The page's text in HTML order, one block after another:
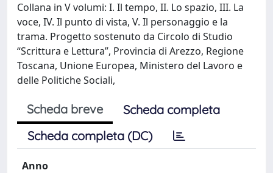
Collana in V volumi: I. Il tempo, II. Lo spazio, III. La
voce, IV. Il punto di vista, V. Il personaggio e la
trama. Progetto sostenuto da Circolo di Studio
“Scrittura e Lettura”, Provincia di Arezzo, Regione
Toscana, Unione Europea, Ministero del Lavoro e
delle Politiche Sociali,
Scheda breve
Scheda completa
Scheda completa (DC)
Anno